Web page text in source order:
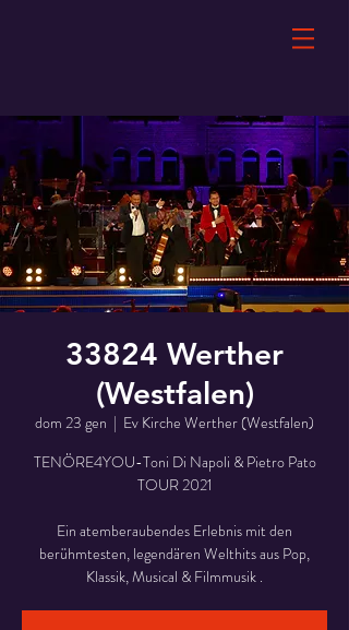
33824 Werther
(Westfalen)
dom 23 gen
  |
Ev Kirche Werther (Westfalen)
TENÖRE4YOU-Toni Di Napoli & Pietro Pato
TOUR 2021
Ein atemberaubendes Erlebnis mit den
berühmtesten, legendären Welthits aus Pop,
Klassik, Musical & Filmmusik .